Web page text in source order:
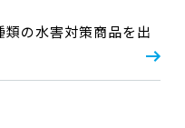
類の水害対策商品を出